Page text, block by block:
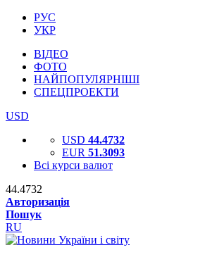
РУС
УКР
ВІДЕО
ФОТО
НАЙПОПУЛЯРНІШІ
СПЕЦПРОЕКТИ
USD
USD 44.4732
EUR 51.3093
Всі курси валют
44.4732
Авторизація
Пошук
RU